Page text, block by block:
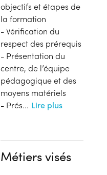
objectifs et étapes de
la formation
- Vérification du
respect des prérequis
- Présentation du
centre, de l’équipe
pédagogique et des
moyens matériels
- Prés... Lire plus
Métiers visés